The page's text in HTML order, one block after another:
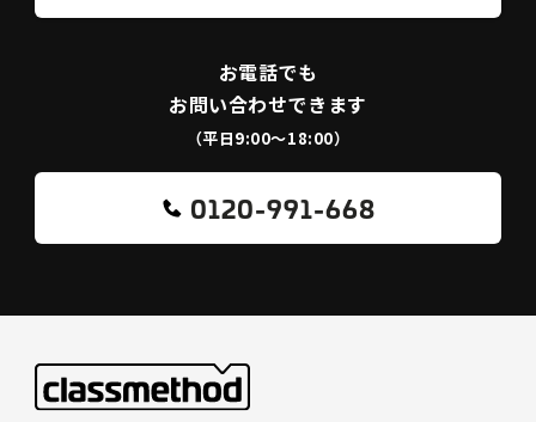
お電話でも
お問い合わせできます
（平日9:00〜18:00）
0120-991-668